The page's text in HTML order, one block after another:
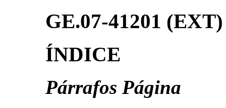
GE.07-41201 (EXT)
ÍNDICE
Párrafos Página